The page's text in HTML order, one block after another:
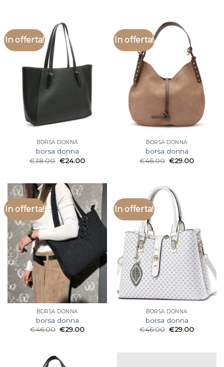
In offerta!
BORSA DONNA
borsa donna
€38.00 €24.00
In offerta!
BORSA DONNA
borsa donna
€46.00 €29.00
In offerta!
BORSA DONNA
borsa donna
€46.00 €29.00
In offerta!
BORSA DONNA
borsa donna
€46.00 €29.00